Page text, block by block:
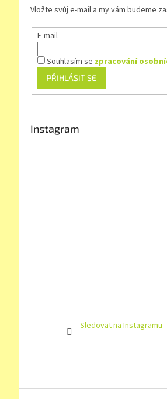
Vložte svůj e-mail a my vám budeme
E-mail
Souhlasím se zpracování
PŘIHLÁSIT SE
Instagram
Sledovat na Instagramu